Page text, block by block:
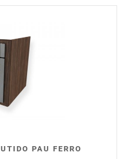
PAU FERRO